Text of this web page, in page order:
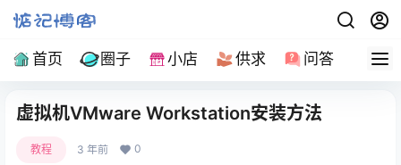
首页 圈子 小店 供求 问答 导航
虚拟机VMware Workstation​安装方法
教程 3 年前 0